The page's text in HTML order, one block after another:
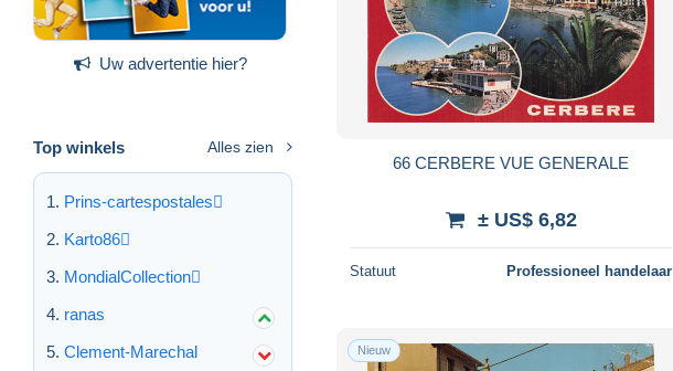
Uw advertentie hier?
Top winkels Alles zien
Prins-cartespostales
Karto86
MondialCollection
ranas
Clement-Marechal
66 CERBERE VUE GENERALE
± US$ 6,82
Statuut Professioneel handelaar
Nieuw